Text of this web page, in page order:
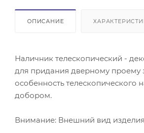
ОПИСАНИЕ
Наличник телескопический -
для придания дверному проему
особенность
добором.
Внимание: Внешний вид